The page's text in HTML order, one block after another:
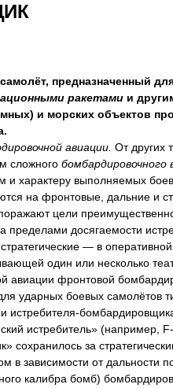
предназначенный
ракетами и
и морских объектов
авиации. От других
сложного бомбардировочного
и характеру выполняемых
на фронтовые, дальние и
цели
пределами досягаемости
— в
один или несколько
авиации фронтовой
ударных боевых самолётов
истребителя-
истребитель» (например,
сохранилось за
зависимости от дальности
калибра бомб)